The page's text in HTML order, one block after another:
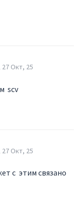
27 Окт, 25
scv
27 Окт, 25
с этим связано